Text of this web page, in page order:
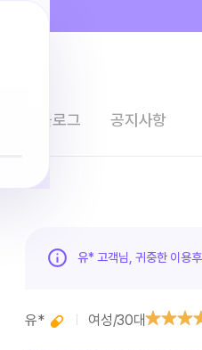
블로그 공지사항
유* 고객님, 귀중한 이용
유* 여성/30대